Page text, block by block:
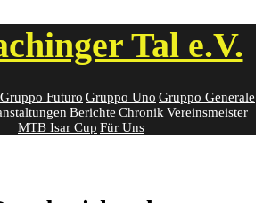
Tal e.V.
Gruppo Futuro Gruppo Uno Gruppo Generale
Berichte Chronik Vereinsmeister
MTB Isar Cup Für Uns